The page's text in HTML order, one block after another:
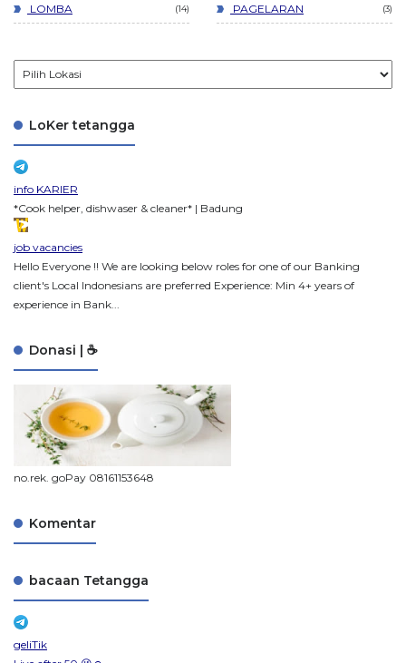
LOMBA 14 PAGELARAN 3
LoKer tetangga
info KARIER
*Cook helper, dishwaser & cleaner* | Badung
job vacancies
Hello Everyone !! We are looking below roles for one of our Banking
client's Local Indonesians are preferred Experience: Min 4+ years of
experience in Bank...
Donasi | ☕
no.rek. goPay 08161153648
Komentar
bacaan Tetangga
geliTik